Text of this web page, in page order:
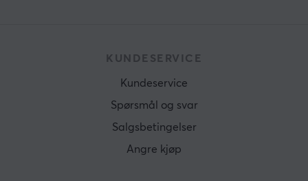
KUNDESERVICE
Kundeservice
Spørsmål og svar
Salgsbetingelser
Angre kjøp